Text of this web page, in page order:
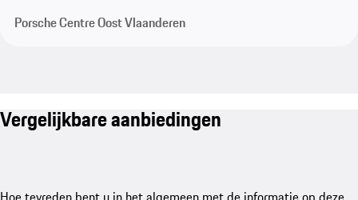
Porsche Centre Oost Vlaanderen
Vergelijkbare aanbiedingen